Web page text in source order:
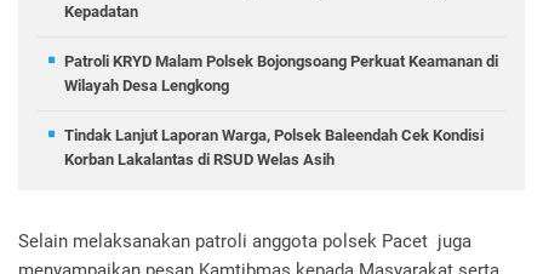
Kepadatan
Patroli KRYD Malam Polsek Bojongsoang Perkuat Keamanan di
Wilayah Desa Lengkong
Tindak Lanjut Laporan Warga, Polsek Baleendah Cek Kondisi
Korban Lakalantas di RSUD Welas Asih
Selain melaksanakan patroli anggota polsek Pacet juga